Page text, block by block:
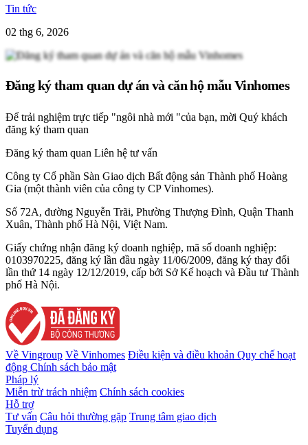
Tin tức
02 thg 6, 2026
Đăng ký tham quan dự án và căn hộ mẫu Vinhomes
Để trải nghiệm trực tiếp "ngôi nhà mới "của bạn, mời Quý khách
đăng ký tham quan
Đăng ký tham quan Liên hệ tư vấn
Công ty Cổ phần Sàn Giao dịch Bất động sản Thành phố Hoàng
Gia (một thành viên của công ty CP Vinhomes).
Số 72A, đường Nguyễn Trãi, Phường Thượng Đình, Quận Thanh
Xuân, Thành phố Hà Nội, Việt Nam.
Giấy chứng nhận đăng ký doanh nghiệp, mã số doanh nghiệp:
0103970225, đăng ký lần đầu ngày 11/06/2009, đăng ký thay đổi
lần thứ 14 ngày 12/12/2019, cấp bởi Sở Kế hoạch và Đầu tư Thành
phố Hà Nội.
Về Vingroup Về Vinhomes Điều kiện và điều khoản Quy chế hoạt
động Chính sách bảo mật
Pháp lý
Miễn trừ trách nhiệm Chính sách cookies
Hỗ trợ
Tư vấn Câu hỏi thường gặp Trung tâm giao dịch
Tuyển dụng